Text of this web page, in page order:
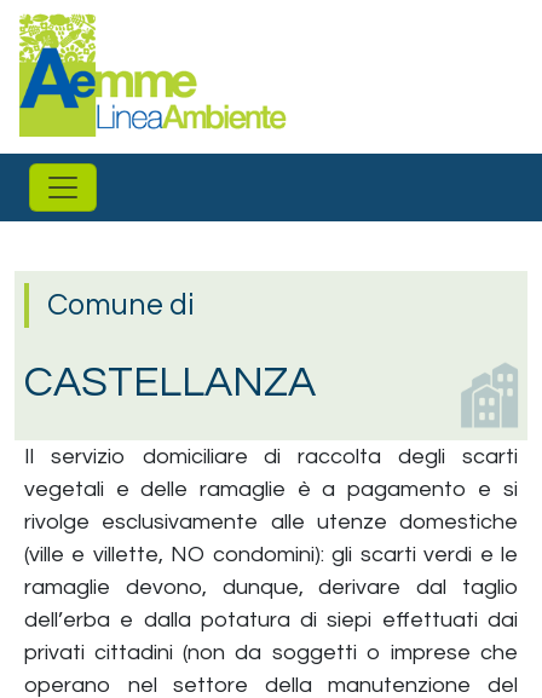
Salta al contenuto principale
Comune di
CASTELLANZA
Il servizio domiciliare di raccolta degli scarti
vegetali e delle ramaglie è a pagamento e si
rivolge esclusivamente alle utenze domestiche
(ville e villette, NO condomini): gli scarti verdi e le
ramaglie devono, dunque, derivare dal taglio
dell’erba e dalla potatura di siepi effettuati dai
privati cittadini (non da soggetti o imprese che
operano nel settore della manutenzione del